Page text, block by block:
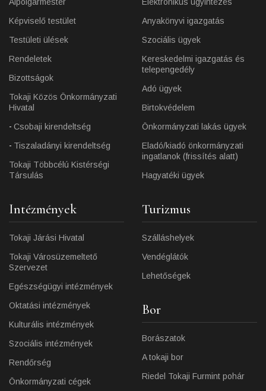
Alpolgármester
Képviselő testület
Testületi ülések
Rendeletek
Bizottságok
Tokaji Közös Önkormányzati
Hivatal
Csobaji kirendeltség
Tiszaladányi kirendeltség
Tokaji Többcélú Kistérségi
Társulás
Elektronikus ügyintézés
Anyakönyvi igazgatás
Szociális ügyek
Kereskedelmi igazgatás és
telepengedély
Adó ügyek
Birtokvédelem
Önkormányzati lakás ügyek
Eladó/kiadó önkormányzati
ingatlanok (frissítés alatt)
Hagyatéki ügyek
Intézmények
Tokaji Járási Hivatal
Tokaji Városüzemeltető
Szervezet
Egészségügyi intézmények
Oktatási intézmények
Kulturális intézmények
Szociális intézmények
Rendőrség
Önkormányzati cégek
Turizmus
Szálláshelyek
Vendéglátók
Lehetőségek
Bor
Borászatok
A tokaji bor
Riedel Tokaji Furmint pohár